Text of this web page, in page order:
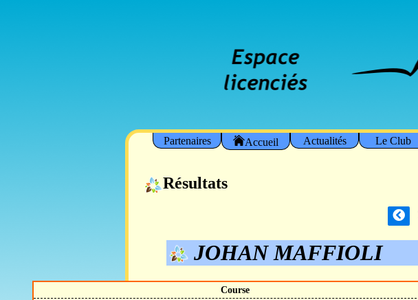
Partenaires Accueil Actualités Le Club
Résultats
JOHAN MAFFIOLI
Course